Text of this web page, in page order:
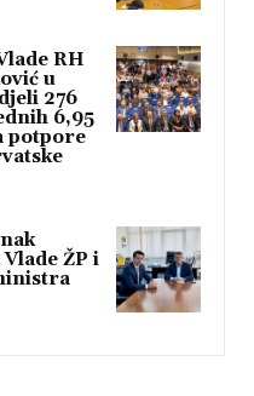
RH
u
276
6,95
potpore
ŽP i